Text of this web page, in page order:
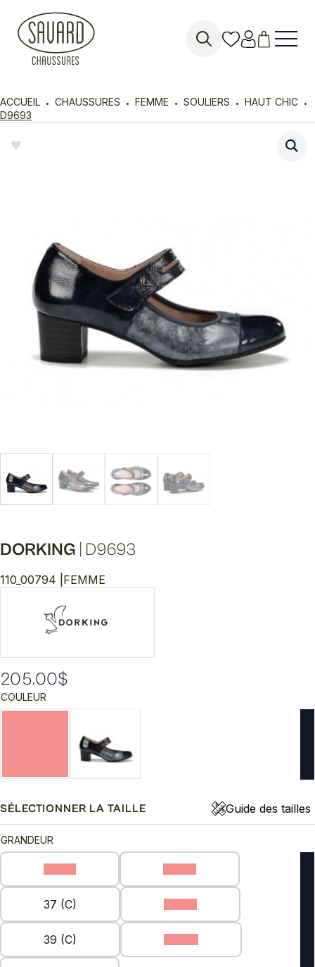
ACCUEIL CHAUSSURES FEMME SOULIERS
HAUT CHIC
D9693
♥︎
DORKING D9693
110_00794 | FEMME
205.00$
COULEUR
SÉLECTIONNER LA TAILLE Guide des tailles
GRANDEUR
37 (C)
39 (C)